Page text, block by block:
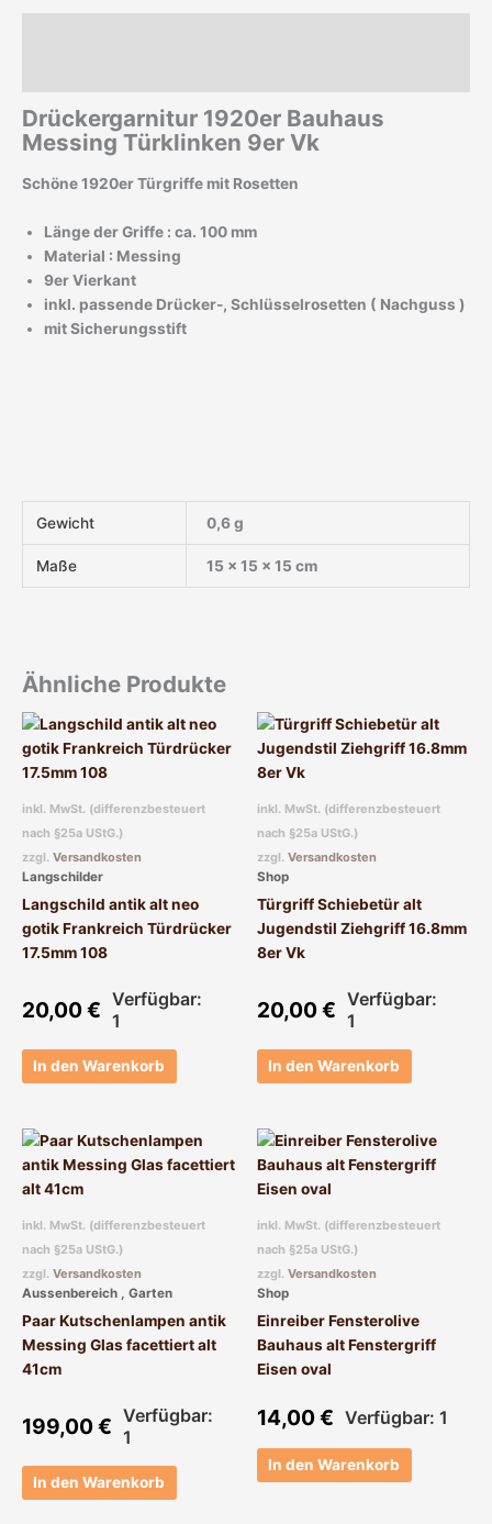
Drückergarnitur 1920er Bauhaus
Messing Türklinken 9er Vk
Schöne 1920er Türgriffe mit Rosetten
Länge der Griffe : ca. 100 mm
Material : Messing
9er Vierkant
inkl. passende Drücker-, Schlüsselrosetten ( Nachguss )
mit Sicherungsstift
Gewicht 0,6 g
Maße 15 × 15 × 15 cm
Ähnliche Produkte
inkl. MwSt. (differenzbesteuert
nach §25a UStG.)
zzgl. Versandkosten
Langschilder
Langschild antik alt neo
gotik Frankreich Türdrücker
17.5mm 108
20,00€ Verfügbar:
1
In den Warenkorb
inkl. MwSt. (differenzbesteuert
nach §25a UStG.)
zzgl. Versandkosten
Shop
Türgriff Schiebetür alt
Jugendstil Ziehgriff 16.8mm
8er Vk
20,00€ Verfügbar:
1
In den Warenkorb
inkl. MwSt. (differenzbesteuert
nach §25a UStG.)
zzgl. Versandkosten
Aussenbereich , Garten
Paar Kutschenlampen antik
Messing Glas facettiert alt
41cm
199,00€ Verfügbar:
1
In den Warenkorb
inkl. MwSt. (differenzbesteuert
nach §25a UStG.)
zzgl. Versandkosten
Shop
Einreiber Fensterolive
Bauhaus alt Fenstergriff
Eisen oval
14,00€ Verfügbar: 1
In den Warenkorb